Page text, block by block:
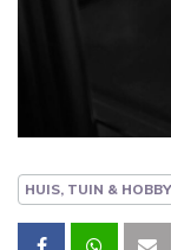
HUIS, TUIN & HOBBY